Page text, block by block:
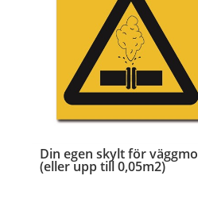
Din egen skylt för
(eller upp till 0,05m2)